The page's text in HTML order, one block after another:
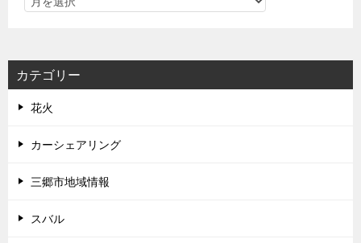
カテゴリー
花火
カーシェアリング
三郷市地域情報
スバル